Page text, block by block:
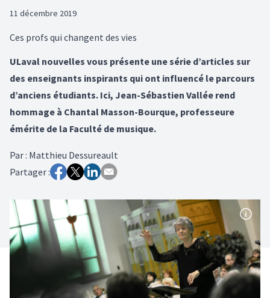
11 décembre 2019
Ces profs qui changent des vies
ULaval nouvelles vous présente une série d’articles sur
des enseignants inspirants qui ont influencé le parcours
d’anciens étudiants. Ici, Jean-Sébastien Vallée rend
hommage à Chantal Masson-Bourque, professeure
émérite de la Faculté de musique.
Par: Matthieu Dessureault
Partager :